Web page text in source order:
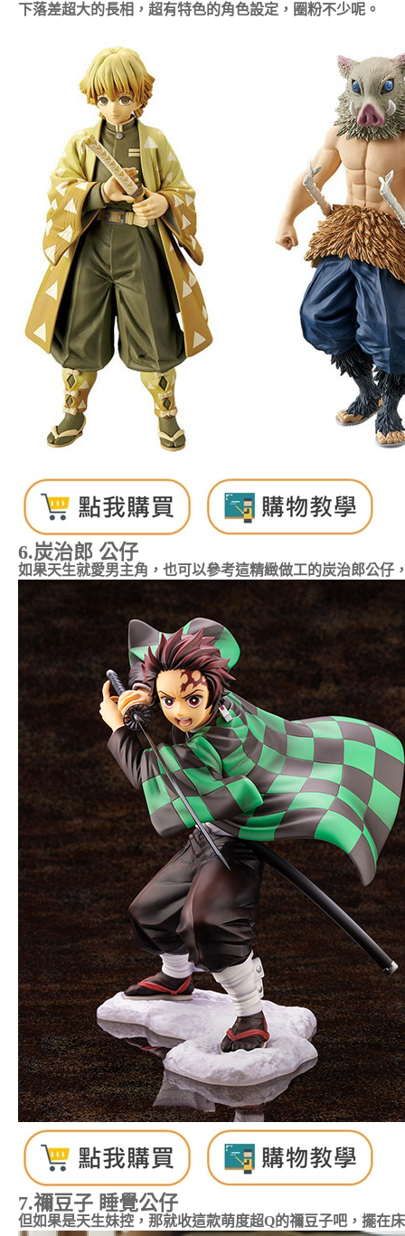
下落差超大的長相，超有特色的角色設定，圈粉不少呢。
6.炭治郎 公仔
如果天生就愛男主角，也可以參考這精緻做工的炭治郎公仔
7.禰豆子 睡覺公仔
但如果是天生妹控，那就收這款萌度超Q的禰豆子吧，擺在